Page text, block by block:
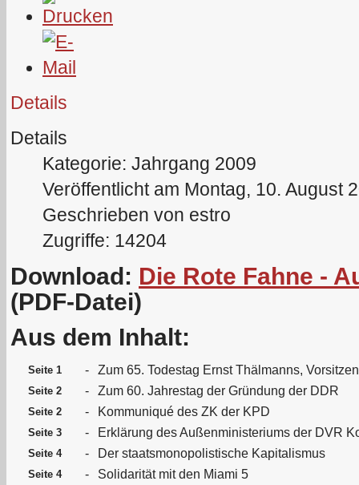
Details
Details
Kategorie: Jahrgang 2009
Veröffentlicht am Montag, 10. August
Geschrieben von estro
Zugriffe: 14204
Download: Die Rote Fahne -
(PDF-Datei)
Aus dem Inhalt:
Seite 1 - Zum 65. Todestag Ernst Thälmanns,
Seite 2 - Zum 60. Jahrestag der Gründung der DDR
Seite 2 - Kommuniqué des ZK der KPD
Seite 3 - Erklärung des Außenministeriums der DVR
Seite 4 - Der staatsmonopolistische Kapitalismus
Seite 4 - Solidarität mit den Miami 5